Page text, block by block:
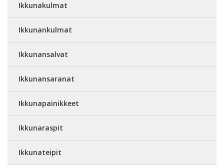
Ikkunakulmat
Ikkunankulmat
Ikkunansalvat
Ikkunansaranat
Ikkunapainikkeet
Ikkunaraspit
Ikkunateipit